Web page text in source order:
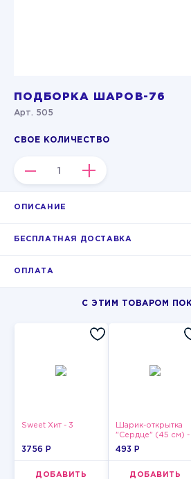
ПОДБОРКА ШАРОВ-76
Арт. 505
СВОЕ КОЛИЧЕСТВО
– +
ОПИСАНИЕ
БЕСПЛАТНАЯ ДОСТАВКА
ОПЛАТА
С ЭТИМ ТОВАРОМ
Sweet Хит - 3
3756 P
ДОБАВИТЬ
Шарик-открытка
"Сердце" (45 см) -
2
493 P
ДОБАВИТЬ